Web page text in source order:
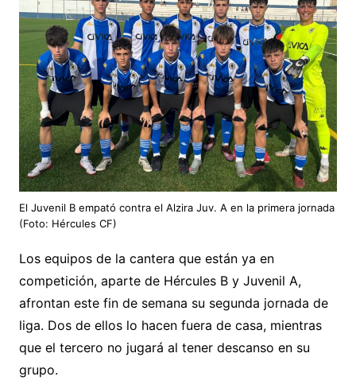
El Juvenil B empató contra el Alzira Juv. A en la primera jornada
(Foto: Hércules CF)
Los equipos de la cantera que están ya en
competición, aparte de Hércules B y Juvenil A,
afrontan este fin de semana su segunda jornada de
liga. Dos de ellos lo hacen fuera de casa, mientras
que el tercero no jugará al tener descanso en su
grupo.